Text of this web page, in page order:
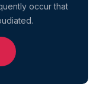
occur that